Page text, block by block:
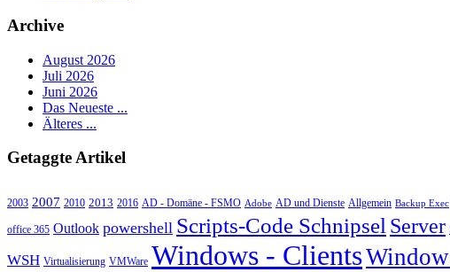
Archive
August 2026
Juli 2026
Juni 2026
Das Neueste ...
Älteres ...
Getaggte Artikel
2003 2007 2010 2013 2016 AD - Domäne - FSMO Adobe AD und Dienste Allgemein Backup Exec
office 365 Outlook powershell Scripts-Code SchnipselServer
WSH Virtualisierung VMWare Windows - Clients